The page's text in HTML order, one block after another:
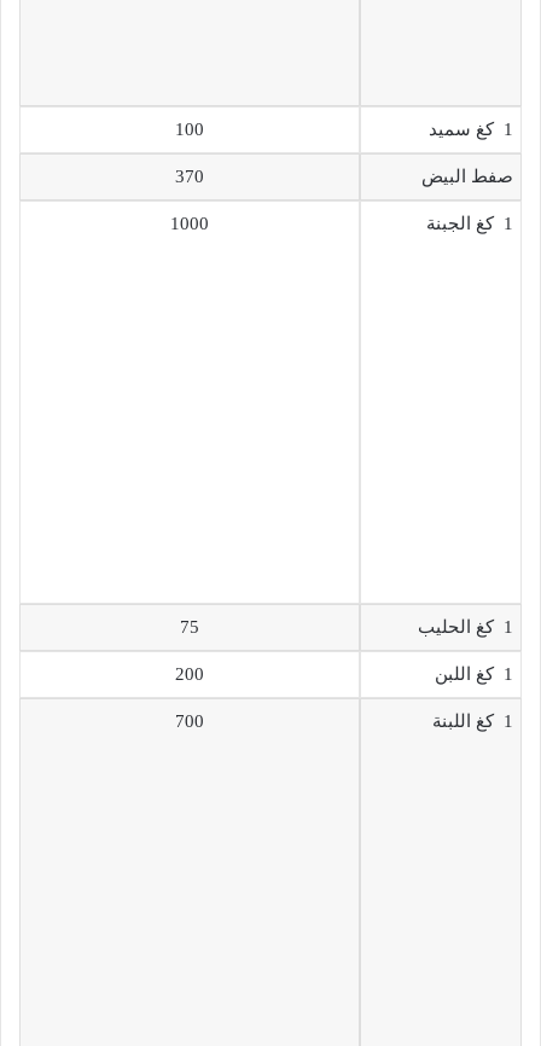
1 كغ سميد 100
صفط البيض 370
1 كغ الجبنة 1000
1 كغ الحليب 75
1 كغ اللبن 200
1 كغ اللبنة 700